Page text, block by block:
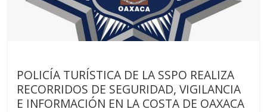
POLICÍA TURÍSTICA DE LA SSPO REALIZA
RECORRIDOS DE SEGURIDAD, VIGILANCIA
E INFORMACIÓN EN LA COSTA DE OAXACA